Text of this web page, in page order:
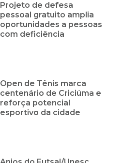
Projeto de defesa
pessoal gratuito amplia
oportunidades a pessoas
com deficiência
Open de Tênis marca
centenário de Criciúma e
reforça potencial
esportivo da cidade